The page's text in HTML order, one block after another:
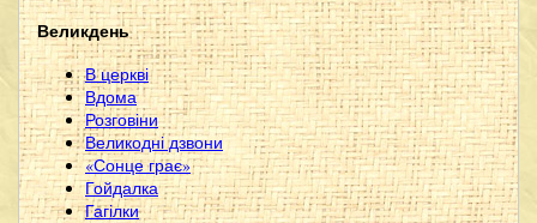
Великдень
В церкві
Вдома
Розговіни
Великодні дзвони
«Сонце грає»
Гойдалка
Гагілки